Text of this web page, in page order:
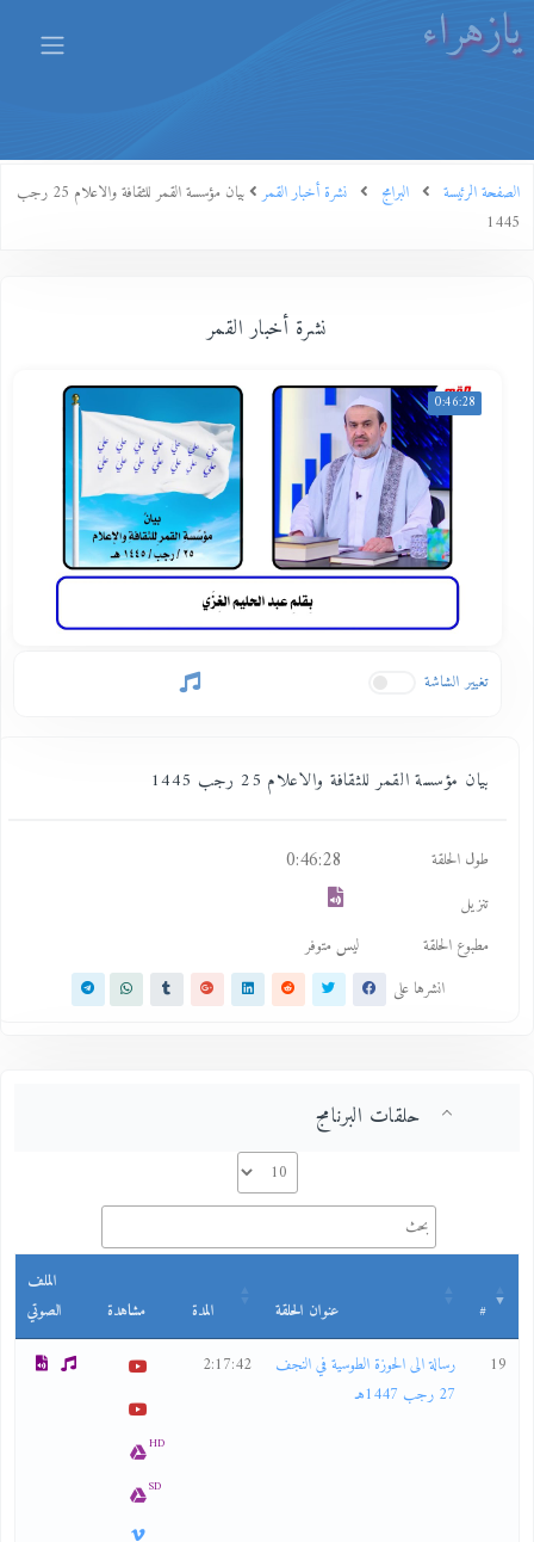
يازهراء
الصفحة الرئيسة البرامج نشرة أخبار القمر
بيان مؤسسة القمر للثقافة والاعلام 25 رجب
1445
نشرة أخبار القمر
0:46:28
تغيير الشاشة
بيان مؤسسة القمر للثقافة والاعلام 25 رجب 1445
طول الحلقة 0:46:28
تنزيل
مطبوع الحلقة
ليس متوفر
انشرها على
حلقات البرنامج
عنوان الحلقة المدة مشاهدة
الملف
الصوتي
19
رسالة الى الحوزة الطوسية في النجف
27 رجب 1447هـ
2:17:42
HD
SD